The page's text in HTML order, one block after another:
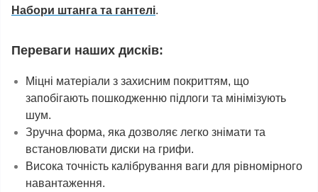
Набори штанга та гантелі.
Переваги наших дисків:
Міцні матеріали з захисним покриттям, що
запобігають пошкодженню підлоги та мінімізують
шум.
Зручна форма, яка дозволяє легко знімати та
встановлювати диски на грифи.
Висока точність калібрування ваги для рівномірного
навантаження.